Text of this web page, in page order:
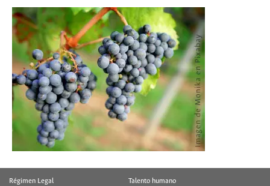
Régimen Legal
Talento humano